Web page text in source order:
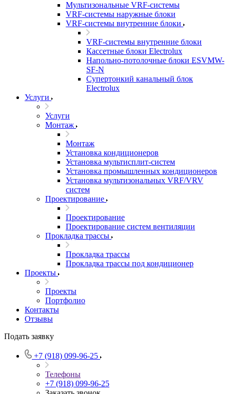
Мультизональные VRF-системы
VRF-системы наружные блоки
VRF-системы внутренние блоки
VRF-системы внутренние блоки
Кассетные блоки Electrolux
Напольно-потолочные блоки ESVMW-
SF-N
Супертонкий канальный блок
Electrolux
Услуги
Услуги
Монтаж
Монтаж
Установка кондиционеров
Установка мультисплит-систем
Установка промышленных кондиционеров
Установка мультизональных VRF/VRV
систем
Проектирование
Проектирование
Проектирование систем вентиляции
Прокладка трассы
Прокладка трассы
Прокладка трассы под кондиционер
Проекты
Проекты
Портфолио
Контакты
Отзывы
Подать заявку
+7 (918) 099-96-25
Телефоны
+7 (918) 099-96-25